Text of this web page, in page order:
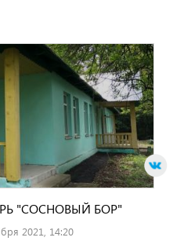
"СОСНОВЫЙ БОР"
2021, 14:20